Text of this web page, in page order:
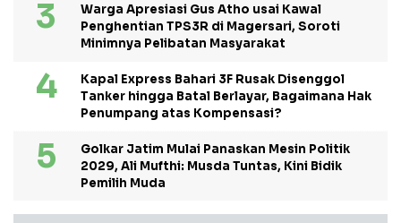
Warga Apresiasi Gus Atho usai Kawal
Penghentian TPS3R di Magersari, Soroti
Minimnya Pelibatan Masyarakat
Kapal Express Bahari 3F Rusak Disenggol
Tanker hingga Batal Berlayar, Bagaimana Hak
Penumpang atas Kompensasi?
Golkar Jatim Mulai Panaskan Mesin Politik
2029, Ali Mufthi: Musda Tuntas, Kini Bidik
Pemilih Muda